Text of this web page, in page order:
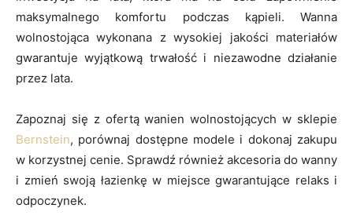
maksymalnego komfortu podczas kąpieli. Wanna
wolnostojąca wykonana z wysokiej jakości materiałów
gwarantuje wyjątkową trwałość i niezawodne działanie
przez lata.
Zapoznaj się z ofertą wanien wolnostojących w sklepie
Bernstein, porównaj dostępne modele i dokonaj zakupu
w korzystnej cenie. Sprawdź również akcesoria do wanny
i zmień swoją łazienkę w miejsce gwarantujące relaks i
odpoczynek.